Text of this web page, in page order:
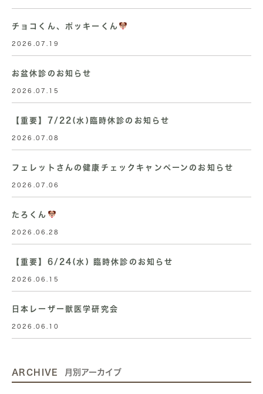
チョコくん、ポッキーくん
2026.07.19
お盆休診のお知らせ
2026.07.15
【重要】7/22(水)臨時休診のお知らせ
2026.07.08
フェレットさんの健康チェックキャンペーンのお知らせ
2026.07.06
たろくん
2026.06.28
【重要】6/24(水) 臨時休診のお知らせ
2026.06.15
日本レーザー獣医学研究会
2026.06.10
ARCHIVE 月別アーカイブ